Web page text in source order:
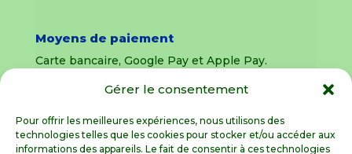
Gérer le consentement
Pour offrir les meilleures expériences, nous utilisons des
technologies telles que les cookies pour stocker et/ou accéder aux
informations des appareils. Le fait de consentir à ces technologies
Moyens de paiement
Carte bancaire, Google Pay et Apple Pay.
uniquement
Livraison sous 8 jours pour les pièces